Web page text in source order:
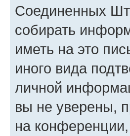
Соединенных
собирать
иметь на это
иного вида
личной
вы не уверены,
на